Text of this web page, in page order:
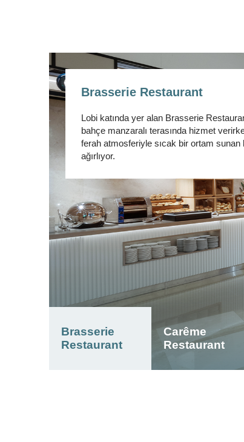
Brasserie
Restaurant
Carême
Restaurant
Brasserie Restaurant
Lobi katında yer alan Brasserie
bahçe manzaralı terasında hizmet
ferah atmosferiyle sıcak bir ortam sunan
ağırlıyor.